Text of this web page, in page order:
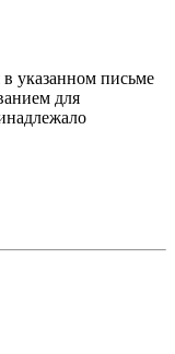
указанном письме
для